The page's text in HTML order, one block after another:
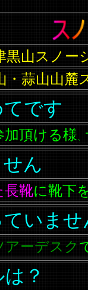
黒山スノ
・蒜山山
です
頂ける様、
ん
長靴に靴下
いませ
アーデスク
？